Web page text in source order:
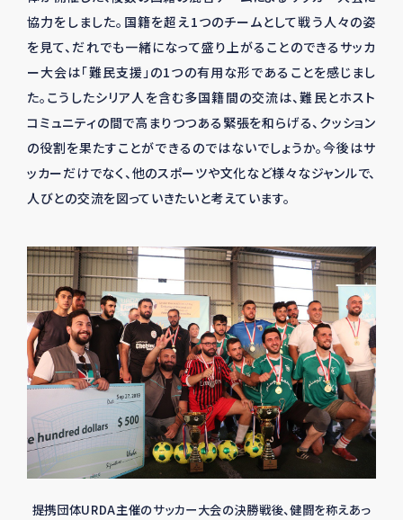
協力をしました。国籍を超え1つのチームとして戦う人々の姿
を見て、だれでも一緒になって盛り上がることのできるサッカ
ー大会は「難民支援」の1つの有用な形であることを感じまし
た。こうしたシリア人を含む多国籍間の交流は、難民とホスト
コミュニティの間で高まりつつある緊張を和らげる、クッション
の役割を果たすことができるのではないでしょうか。今後はサ
ッカーだけでなく、他のスポーツや文化など様々なジャンルで、
人びとの交流を図っていきたいと考えています。
提携団体URDA主催のサッカー大会の決勝戦後、健闘を称えあっ